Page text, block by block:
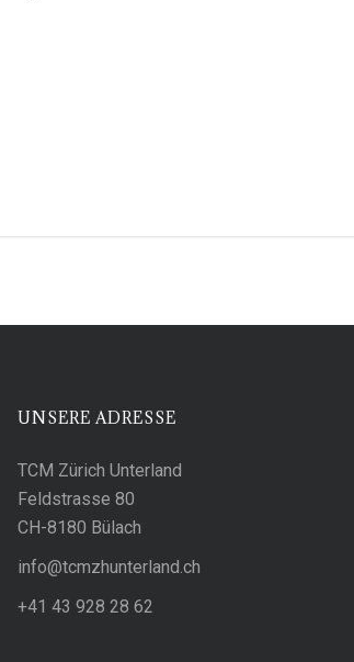
UNSERE ADRESSE
TCM Zürich Unterland
Feldstrasse 80
CH-8180 Bülach
hc.dnalretnuhzmct@ofni
+41 43 928 28 62